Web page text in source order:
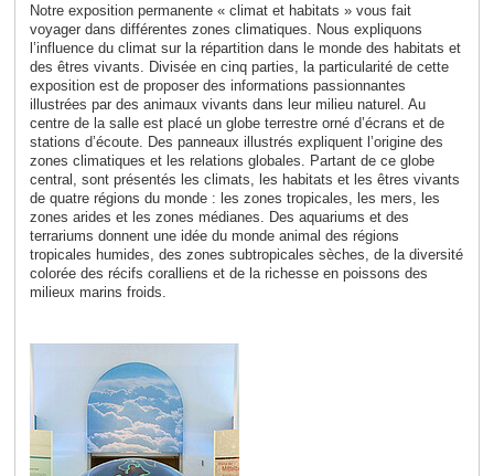
Notre exposition permanente « climat et habitats » vous fait
voyager dans différentes zones climatiques. Nous expliquons
l’influence du climat sur la répartition dans le monde des habitats et
des êtres vivants. Divisée en cinq parties, la particularité de cette
exposition est de proposer des informations passionnantes
illustrées par des animaux vivants dans leur milieu naturel. Au
centre de la salle est placé un globe terrestre orné d’écrans et de
stations d’écoute. Des panneaux illustrés expliquent l’origine des
zones climatiques et les relations globales. Partant de ce globe
central, sont présentés les climats, les habitats et les êtres vivants
de quatre régions du monde : les zones tropicales, les mers, les
zones arides et les zones médianes. Des aquariums et des
terrariums donnent une idée du monde animal des régions
tropicales humides, des zones subtropicales sèches, de la diversité
colorée des récifs coralliens et de la richesse en poissons des
milieux marins froids